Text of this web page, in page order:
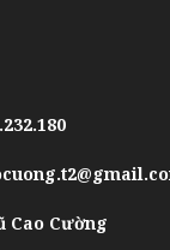
Cao Cường